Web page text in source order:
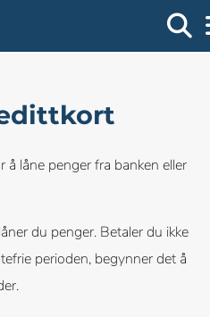
å låne penger fra banken eller
du penger. Betaler du ikke
perioden, begynner det å